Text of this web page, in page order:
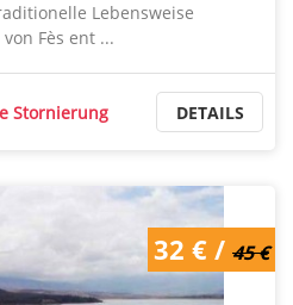
Lebensweise
Fès ent ...
Stornierung DETAILS
45 € / 32 €
32 € / 45 €